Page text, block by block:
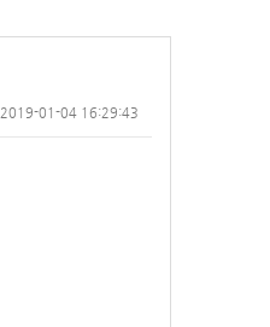
2019-01-04 16:29:43